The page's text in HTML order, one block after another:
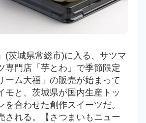
(茨城県常総市)に入る、サツマ
専門店「芋とわ」で季節限定
ーム大福」の販売が始まって
モと、茨城県が国内生産トッ
を合わせた創作スイーツだ。
される。【さつまいもニュー